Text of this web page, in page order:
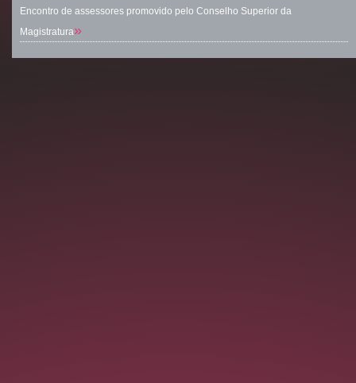
Encontro de assessores promovido pelo Conselho Superior da
Magistratura»